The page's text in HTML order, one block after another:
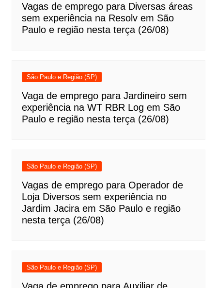
Vagas de emprego para Diversas áreas
sem experiência na Resolv em São
Paulo e região nesta terça (26/08)
São Paulo e Região (SP)
Vaga de emprego para Jardineiro sem
experiência na WT RBR Log em São
Paulo e região nesta terça (26/08)
São Paulo e Região (SP)
Vagas de emprego para Operador de
Loja Diversos sem experiência no
Jardim Jacira em São Paulo e região
nesta terça (26/08)
São Paulo e Região (SP)